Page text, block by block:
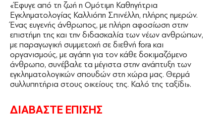
«Έφυγε από τη ζωή η Ομότιμη Καθηγήτρια
Εγκληματολογίας Καλλιόπη Σπινέλλη, πλήρης ημερών.
Ένας ευγενής άνθρωπος, με πλήρη αφοσίωση στην
επιστήμη της και την διδασκαλία των νέων ανθρώπων,
με παραγωγική συμμετοχή σε διεθνή fora και
οργανισμούς, με αγάπη για τον κάθε δοκιμαζόμενο
άνθρωπο, συνέβαλε τα μέγιστα στην ανάπτυξη των
εγκληματολογικών σπουδών στη χώρα μας. Θερμά
συλλυπητήρια στους οικείους της. Καλό της ταξίδι».
ΔΙΑΒΑΣΤΕ ΕΠΙΣΗΣ